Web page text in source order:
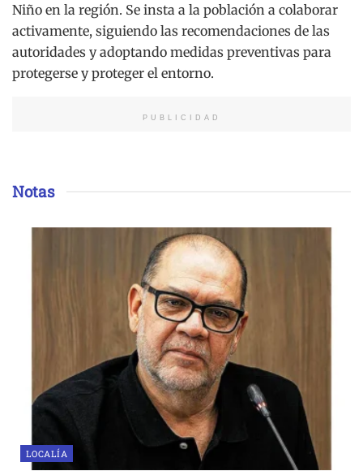
Niño en la región. Se insta a la población a colaborar
activamente, siguiendo las recomendaciones de las
autoridades y adoptando medidas preventivas para
protegerse y proteger el entorno.
PUBLICIDAD
Notas
LOCALÍA